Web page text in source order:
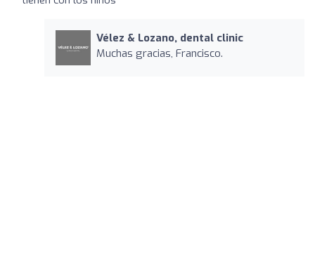
Vélez & Lozano, dental clinic
Muchas gracias, Francisco.